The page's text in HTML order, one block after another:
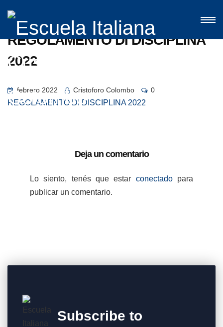
REGOLAMENTO DI DISCIPLINA
2022
febrero 2022 Cristoforo Colombo 0
REGOLAMENTO DI DISCIPLINA 2022
Deja un comentario
Lo siento, tenés que estar conectadopara
publicar un comentario.
Subscribe to